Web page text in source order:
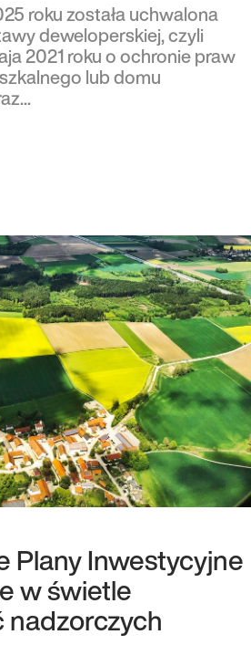
roku została uchwalona
deweloperskiej, czyli
2021 roku o ochronie praw
lub domu
Plany Inwestycyjne
w świetle